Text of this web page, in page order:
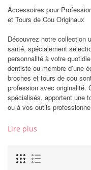
Accessoires pour
et Tours de Cou Originaux
Découvrez notre collection
santé, spécialement
personnalité à votre
dentiste ou membre d’une
broches et tours de cou
profession avec originalité.
spécialisés, apportent une
ou à vos outils
Lire plus